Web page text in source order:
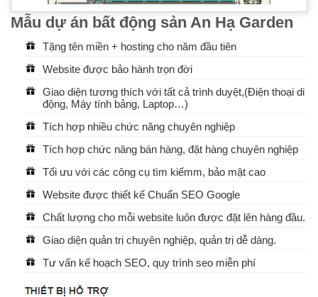
Mẫu dự án bất động sản An Hạ Garden
Tặng tên miền + hosting cho năm đầu tiên
Website được bảo hành trọn đời
Giao diện tương thích với tất cả trình duyệt,(Điện thoại di
động, Máy tính bảng, Laptop…)
Tích hợp nhiều chức năng chuyên nghiệp
Tích hợp chức năng bán hàng, đặt hàng chuyên nghiệp
Tối ưu với các công cụ tìm kiếmm, bảo mật cao
Website được thiết kế Chuẩn SEO Google
Chất lượng cho mỗi website luôn được đặt lên hàng đầu.
Giao diện quản trị chuyên nghiệp, quản trị dễ dàng.
Tư vấn kế hoạch SEO, quy trình seo miễn phí